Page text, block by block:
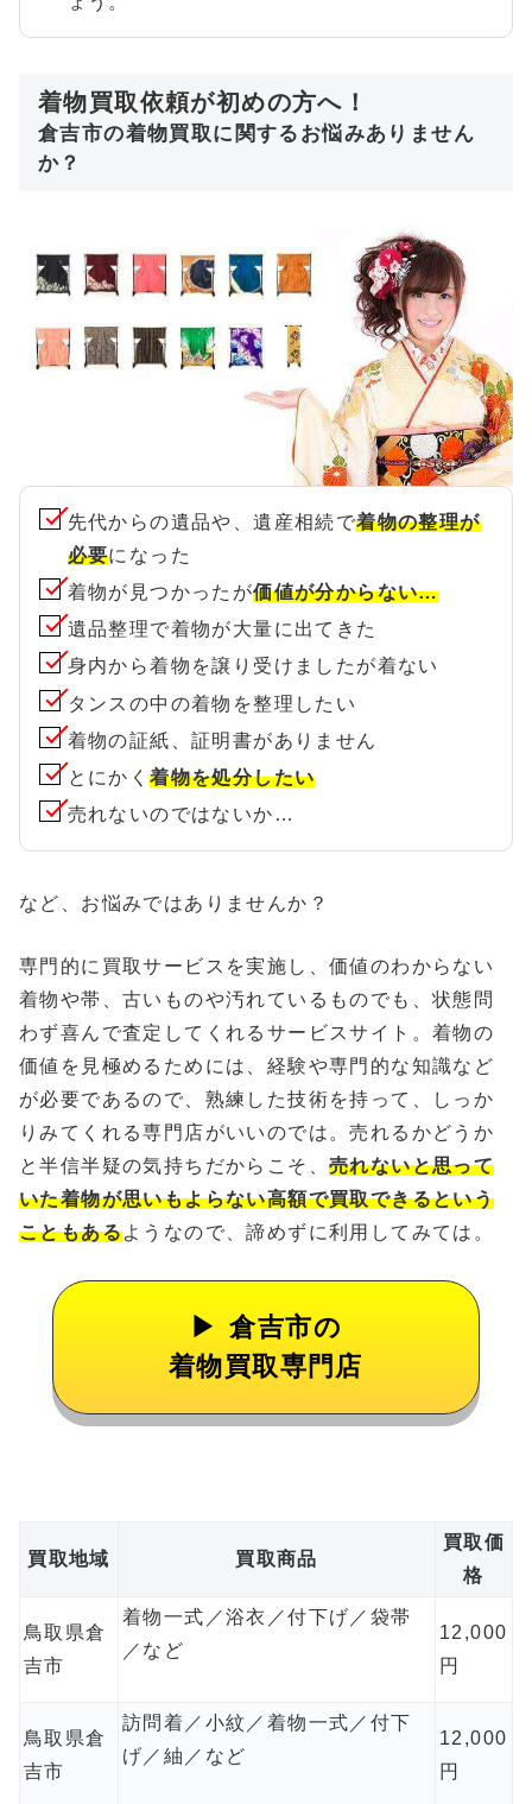
着物買取依頼が初めの方へ！
倉吉市の着物買取に関するお悩みありません
か？
先代からの遺品や、遺産相続で着物の整理が
必要になった
着物が見つかったが価値が分からない…
遺品整理で着物が大量に出てきた
身内から着物を譲り受けましたが着ない
タンスの中の着物を整理したい
着物の証紙、証明書がありません
とにかく着物を処分したい
売れないのではないか…
など、お悩みではありませんか？
専門的に買取サービスを実施し、価値のわからない
着物や帯、古いものや汚れているものでも、状態問
わず喜んで査定してくれるサービスサイト。着物の
価値を見極めるためには、経験や専門的な知識など
が必要であるので、熟練した技術を持って、しっか
りみてくれる専門店がいいのでは。売れるかどうか
と半信半疑の気持ちだからこそ、 売れないと思って
いた着物が思いもよらない高額で買取できるという
こともあるようなので、諦めずに利用してみては。
倉吉市の
着物買取専門店
買取地域 買取商品
買取価
格
鳥取県倉
吉市
着物一式／浴衣／付下げ／袋帯
／など
12,000
円
鳥取県倉
吉市
訪問着／小紋／着物一式／付下
げ／紬／など
12,000
円